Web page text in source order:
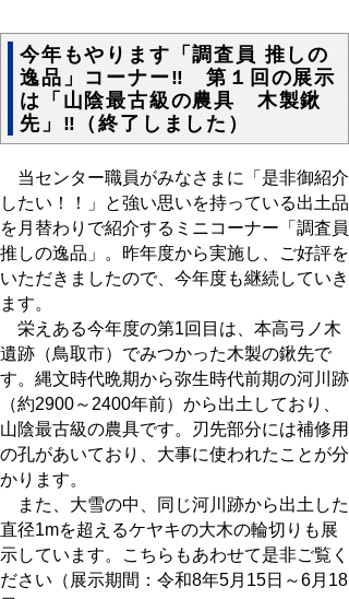
今年もやります「調査員 推しの
逸品」コーナー‼ 第１回の展示
は「山陰最古級の農具 木製鍬
先」‼（終了しました）
当センター職員がみなさまに「是非御紹介
したい！！」と強い思いを持っている出土品
を月替わりで紹介するミニコーナー「調査員
推しの逸品」。昨年度から実施し、ご好評を
いただきましたので、今年度も継続していき
ます。
栄えある今年度の第1回目は、本高弓ノ木
遺跡（鳥取市）でみつかった木製の鍬先で
す。縄文時代晩期から弥生時代前期の河川跡
（約2900～2400年前）から出土しており、
山陰最古級の農具です。刃先部分には補修用
の孔があいており、大事に使われたことが分
かります。
また、大雪の中、同じ河川跡から出土した
直径1mを超えるケヤキの大木の輪切りも展
示しています。こちらもあわせて是非ご覧く
ださい（展示期間：令和8年5月15日～6月18